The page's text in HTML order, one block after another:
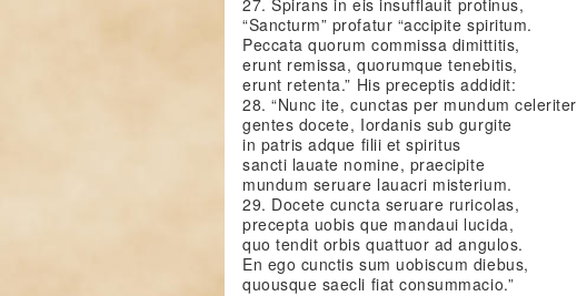
27. Spirans in eis insufflauit protinus,
“Sancturm” profatur “accipite spiritum.
Peccata quorum commissa dimittitis,
erunt remissa, quorumque tenebitis,
erunt retenta.” His preceptis addidit:
28. “Nunc ite, cunctas per mundum celeriter
gentes docete, Iordanis sub gurgite
in patris adque filii et spiritus
sancti lauate nomine, praecipite
mundum seruare lauacri misterium.
29. Docete cuncta seruare ruricolas,
precepta uobis que mandaui lucida,
quo tendit orbis quattuor ad angulos.
En ego cunctis sum uobiscum diebus,
quousque saecli fiat consummacio.”